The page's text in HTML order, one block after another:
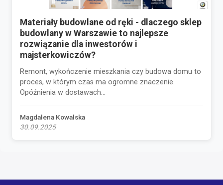
Materiały budowlane od ręki - dlaczego sklep
budowlany w Warszawie to najlepsze
rozwiązanie dla inwestorów i
majsterkowiczów?
Remont, wykończenie mieszkania czy budowa domu to
proces, w którym czas ma ogromne znaczenie.
Opóźnienia w dostawach...
Magdalena Kowalska
30.09.2025